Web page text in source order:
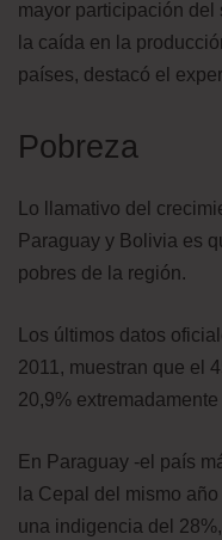
mayor participación del
la caída en la
países, destacó el
Pobreza
Lo llamativo del
Paraguay y Bolivia es
pobres de la región.
Los últimos datos
2011, muestran que el
20,9% extremadamente
En Paraguay -el país
la Cepal del mismo
una indigencia del